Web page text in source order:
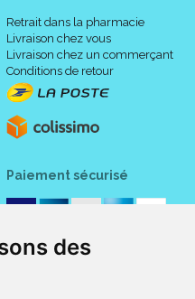
des
Retrait dans la pharmacie
Livraison chez vous
Livraison chez un commerçant
Conditions de retour
Paiement sécurisé